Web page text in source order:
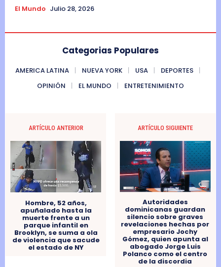
El Mundo Julio 28, 2026
Categorias Populares
AMERICA LATINA NUEVA YORK USA
DEPORTES
OPINIÓN
EL MUNDO ENTRETENIMIENTO
ARTÍCULO ANTERIOR
Hombre, 52 años,
apuñalado hasta la
muerte frente a un
parque infantil en
Brooklyn, se suma a ola
de violencia que sacude
el estado de NY
ARTÍCULO SIGUIENTE
Autoridades
dominicanas guardan
silencio sobre graves
revelaciones hechas por
empresario Jochy
Gómez, quien apunta al
abogado Jorge Luis
Polanco como el centro
de la discordia